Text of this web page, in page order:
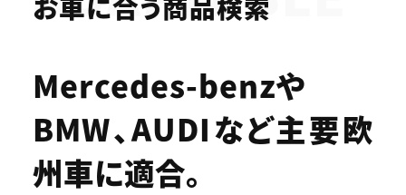
Mercedes-benzや
BMW、AUDIなど主要欧
州車に適合。